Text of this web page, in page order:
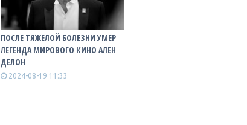
ПОСЛЕ ТЯЖЕЛОЙ БОЛЕЗНИ УМЕР
ЛЕГЕНДА МИРОВОГО КИНО АЛЕН
ДЕЛОН
2024-08-19 11:33